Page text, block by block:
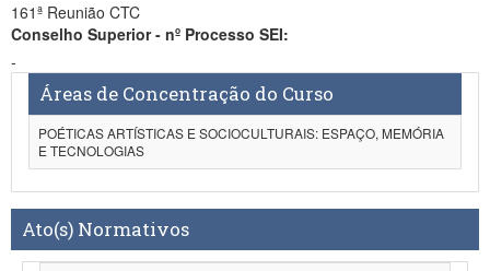
161ª Reunião CTC
Conselho Superior - nº Processo SEI:
-
Áreas de Concentração do Curso
POÉTICAS ARTÍSTICAS E SOCIOCULTURAIS: ESPAÇO, MEMÓRIA
E TECNOLOGIAS
Ato(s) Normativos